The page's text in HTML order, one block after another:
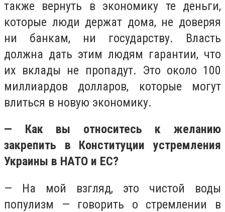
также вернуть в экономику те деньги,
которые люди держат дома, не доверяя
ни банкам, ни государству. Власть
должна дать этим людям гарантии, что
их вклады не пропадут. Это около 100
миллиардов долларов, которые могут
влиться в новую экономику.
— Как вы относитесь к желанию
закрепить в Конституции устремления
Украины в НАТО и ЕС?
— На мой взгляд, это чистой воды
популизм — говорить о стремлении в